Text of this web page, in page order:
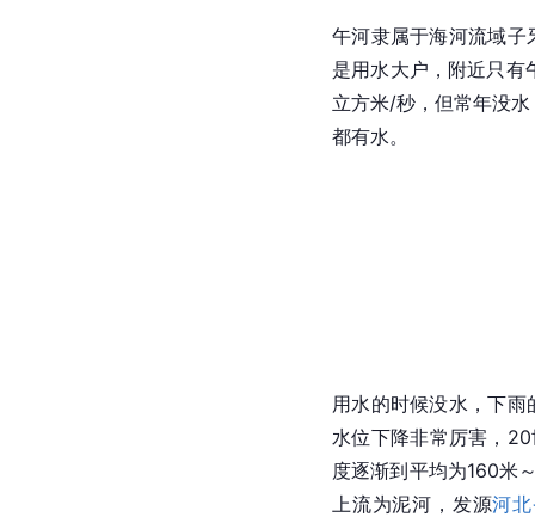
午河隶属于海河流域子
是用水大户，附近只有
立方米/秒，但常年没
都有水。
用水的时候没水，下
水位下降非常厉害，
度逐渐到平均为160米
上流为泥河，发源河